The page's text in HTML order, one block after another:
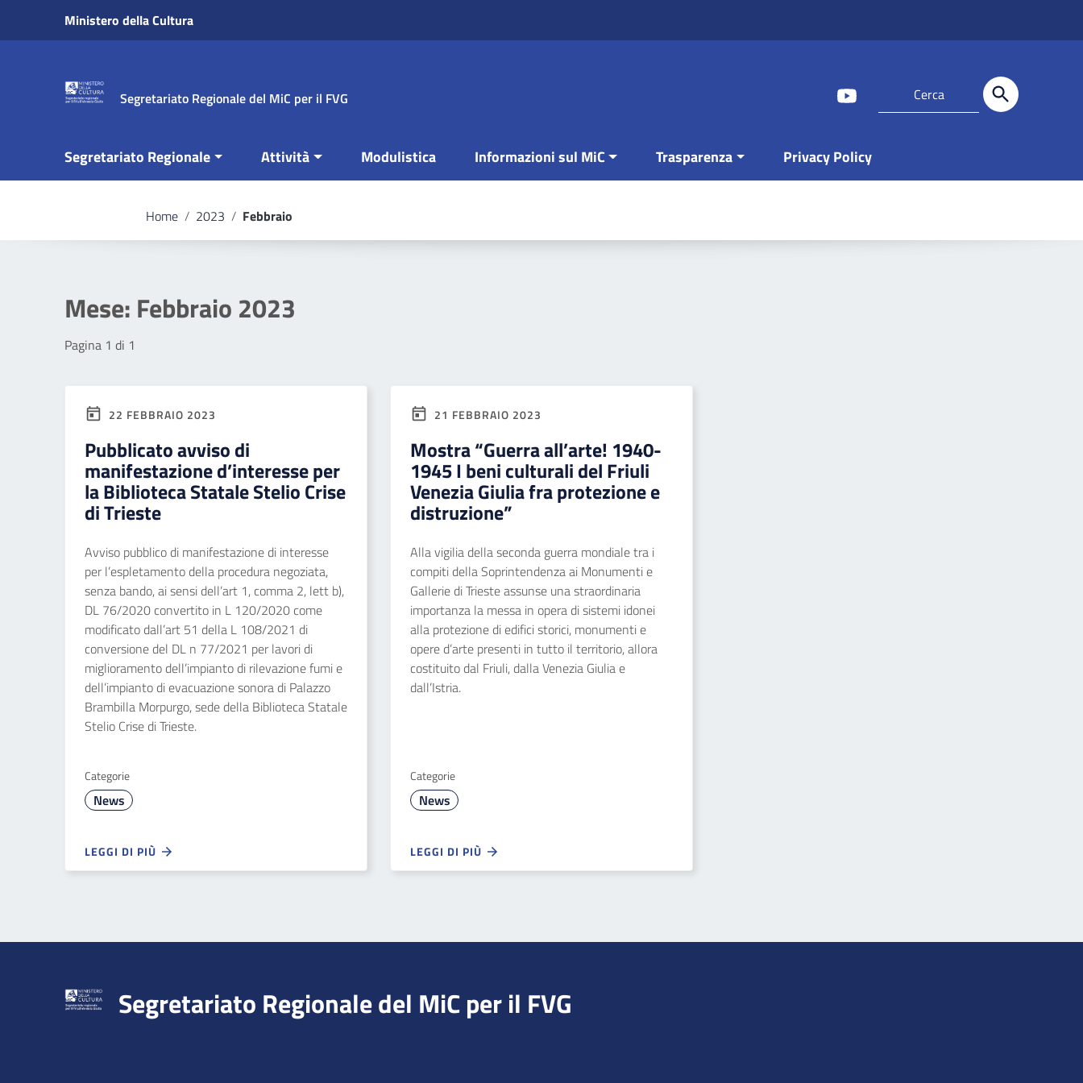
Vai ai contenuti
Vai al menu di navigazione
Ministero della Cultura
Segretariato Regionale del MiC per il FVG
Segretariato Regionale Attività Modulistica Informazioni sul MiC Trasparenza Privacy Policy
Home / 2023 / Febbraio
Mese: Febbraio 2023
Pagina 1 di 1
22 FEBBRAIO 2023
Pubblicato avviso di
manifestazione d’interesse per
la Biblioteca Statale Stelio Crise
di Trieste
Avviso pubblico di manifestazione di interesse
per l’espletamento della procedura negoziata,
senza bando, ai sensi dell’art 1, comma 2, lett b),
DL 76/2020 convertito in L 120/2020 come
modificato dall’art 51 della L 108/2021 di
conversione del DL n 77/2021 per lavori di
miglioramento dell’impianto di rilevazione fumi e
dell’impianto di evacuazione sonora di Palazzo
Brambilla Morpurgo, sede della Biblioteca Statale
Stelio Crise di Trieste.
Categorie
News
LEGGI DI PIÙ
21 FEBBRAIO 2023
Mostra “Guerra all’arte! 1940-
1945 I beni culturali del Friuli
Venezia Giulia fra protezione e
distruzione”
Alla vigilia della seconda guerra mondiale tra i
compiti della Soprintendenza ai Monumenti e
Gallerie di Trieste assunse una straordinaria
importanza la messa in opera di sistemi idonei
alla protezione di edifici storici, monumenti e
opere d’arte presenti in tutto il territorio, allora
costituito dal Friuli, dalla Venezia Giulia e
dall’Istria.
Categorie
News
LEGGI DI PIÙ
Segretariato Regionale del MiC per il FVG